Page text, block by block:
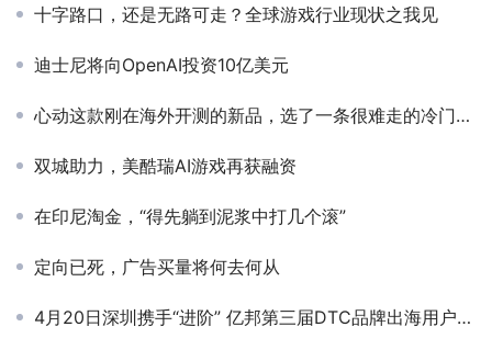
十字路口，还是无路可走？全球游戏行业现状之我见
迪士尼将向OpenAI投资10亿美元
心动这款刚在海外开测的新品，选了一条很难走的冷门赛道
双城助力，美酷瑞AI游戏再获融资
在印尼淘金，“得先躺到泥浆中打几个滚”
定向已死，广告买量将何去何从
4月20日深圳携手“进阶” 亿邦第三届DTC品牌出海用户增长峰会嘉宾议题重磅揭秘